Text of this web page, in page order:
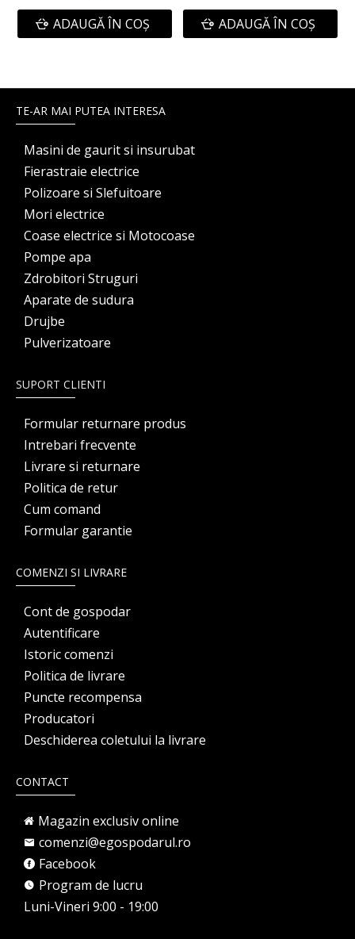
ADAUGĂ ÎN COŞ ADAUGĂ ÎN COŞ
TE-AR MAI PUTEA INTERESA
Masini de gaurit si insurubat
Fierastraie electrice
Polizoare si Slefuitoare
Mori electrice
Coase electrice si Motocoase
Pompe apa
Zdrobitori Struguri
Aparate de sudura
Drujbe
Pulverizatoare
SUPORT CLIENTI
Formular returnare produs
Intrebari frecvente
Livrare si returnare
Politica de retur
Cum comand
Formular garantie
COMENZI SI LIVRARE
Cont de gospodar
Autentificare
Istoric comenzi
Politica de livrare
Puncte recompensa
Producatori
Deschiderea coletului la livrare
CONTACT
Magazin exclusiv online
comenzi@egospodarul.ro
Facebook
Program de lucru
Luni-Vineri 9:00 - 19:00